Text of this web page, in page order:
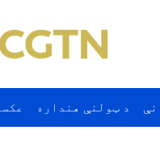
د ټولنې هنداره